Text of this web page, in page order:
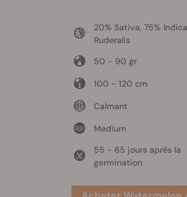
20% Sativa, 75%
Ruderalis
50 - 90 gr
100 - 120 cm
Calmant
Medium
55 - 65 jours après la
germination